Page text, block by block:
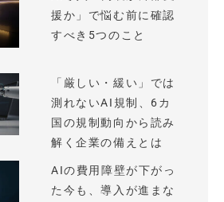
援か」で悩む前に確認
すべき5つのこと
「厳しい・緩い」では
測れないAI規制、6カ
国の規制動向から読み
解く企業の備えとは
AIの費用障壁が下がっ
た今も、導入が進まな